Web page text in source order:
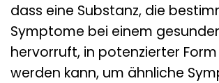
dass eine Substanz, die
Symptome bei einem
hervorruft, in potenzierter
werden kann, um ähnliche